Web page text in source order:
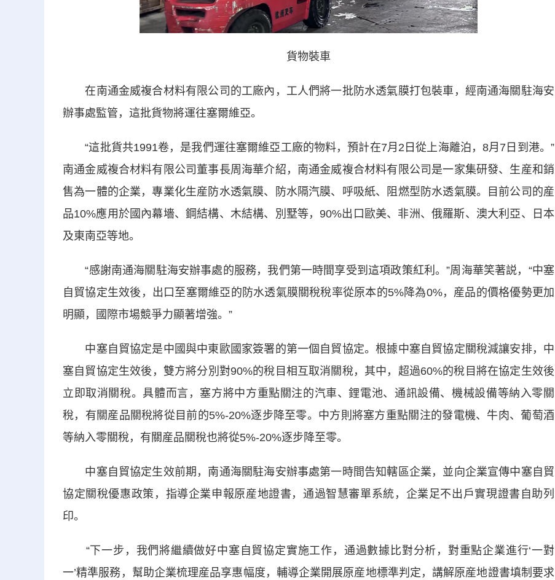
貨物裝車
在南通金威複合材料有限公司的工廠內，工人們將一批防水透氣膜打包裝車，經南通海關駐海安
辦事處監管，這批貨物將運往塞爾維亞。
“這批貨共1991卷，是我們運往塞爾維亞工廠的物料，預計在7月2日從上海離泊，8月7日到港。”
南通金威複合材料有限公司董事長周海華介紹，南通金威複合材料有限公司是一家集研發、生産和銷
售為一體的企業，專業化生産防水透氣膜、防水隔汽膜、呼吸紙、阻燃型防水透氣膜。目前公司的産
品10%應用於國內幕墻、鋼結構、木結構、別墅等，90%出口歐美、非洲、俄羅斯、澳大利亞、日本
及東南亞等地。
“感謝南通海關駐海安辦事處的服務，我們第一時間享受到這項政策紅利。”周海華笑著説，“中塞
自貿協定生效後，出口至塞爾維亞的防水透氣膜關稅稅率從原本的5%降為0%，産品的價格優勢更加
明顯，國際市場競爭力顯著增強。”
中塞自貿協定是中國與中東歐國家簽署的第一個自貿協定。根據中塞自貿協定關稅減讓安排，中
塞自貿協定生效後，雙方將分別對90%的稅目相互取消關稅，其中，超過60%的稅目將在協定生效後
立即取消關稅。具體而言，塞方將中方重點關注的汽車、鋰電池、通訊設備、機械設備等納入零關
稅，有關産品關稅將從目前的5%-20%逐步降至零。中方則將塞方重點關注的發電機、牛肉、葡萄酒
等納入零關稅，有關産品關稅也將從5%-20%逐步降至零。
中塞自貿協定生效前期，南通海關駐海安辦事處第一時間告知轄區企業，並向企業宣傳中塞自貿
協定關稅優惠政策，指導企業申報原産地證書，通過智慧審單系統，企業足不出戶實現證書自助列
印。
“下一步，我們將繼續做好中塞自貿協定實施工作，通過數據比對分析，對重點企業進行‘一對
一’精準服務，幫助企業梳理産品享惠幅度，輔導企業開展原産地標準判定，講解原産地證書填制要求